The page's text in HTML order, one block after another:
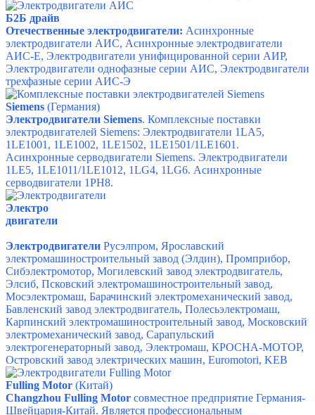
Б2Б драйв
Отечественные электродвигатели: Асинхронные
электродвигатели АИС, Асинхронные электродвигатели
АИС-Е, Электродвигатели унифицированной серии АИР,
Электродвигатели однофазные серии АИС, Электродвигатели
трехфазные серии АИС-Э
Siemens (Германия)
Электродвигатели Siemens. Комплексные поставки
электродвигателей Siemens: Электродвигатели 1LA5,
1LE1001, 1LE1002, 1LE1502, 1LE1501/1LE1601.
Асинхронные серводвигатели Siemens. Электродвигатели
1LE5, 1LE1011/1LE1012, 1LG4, 1LG6. Асинхронные
серводвигатели 1PH8.
Электро
двигатели
Электродвигатели Русэлпром, Ярославский
электромашиностроительный завод (Элдин), Промприбор,
Сибэлектромотор, Могилевский завод электродвигатель,
Элсиб, Псковский электромашиностроительный завод,
Мосэлектромаш, Барачинский электромеханический завод,
Бавленский завод электродвигатель, Полесьэлектромаш,
Карпинский электромашиностроительный завод, Московский
электромеханический завод, Сарапульский
электрогенераторный завод, Электромаш, КРОСНА-МОТОР,
Островский завод электрических машин, Euromotori, KEB
Fulling Motor (Китай)
Changzhou Fulling Motor совместное предприятие Германия-
Швейцария-Китай. Является профессиональным